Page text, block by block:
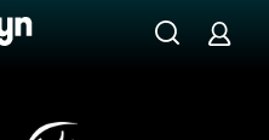
Pulled Pork im Donut -